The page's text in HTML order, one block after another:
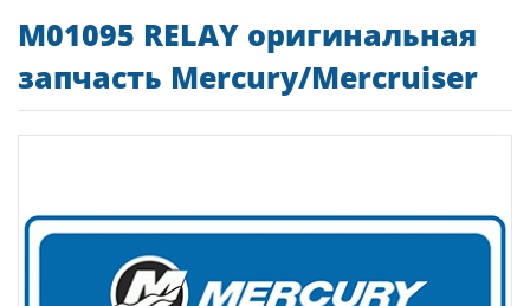
M01095 RELAY оригинальная
запчасть Mercury/Mercruiser